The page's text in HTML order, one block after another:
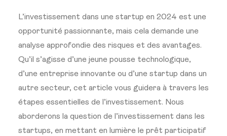
L’investissement dans une startup en 2024 est une
opportunité passionnante, mais cela demande une
analyse approfondie des risques et des avantages.
Qu’il s’agisse d’une jeune pousse technologique,
d’une entreprise innovante ou d’une startup dans un
autre secteur, cet article vous guidera à travers les
étapes essentielles de l’investissement. Nous
aborderons la question de l’investissement dans les
startups, en mettant en lumière le prêt participatif